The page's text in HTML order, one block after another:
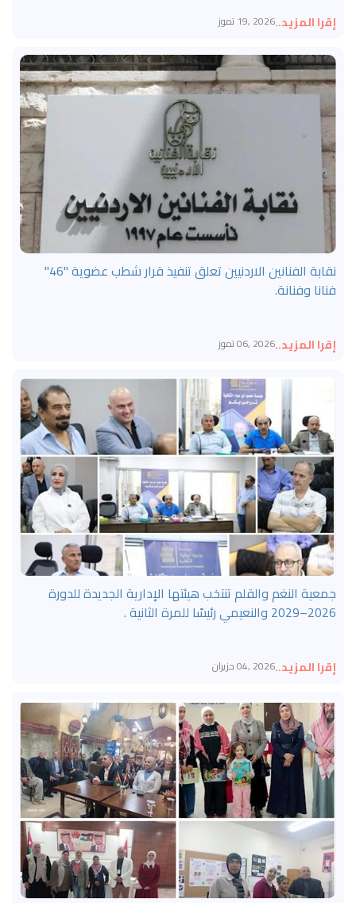
2026 ,19 تموزإقرا المزيد..
نقابة الفنانين الاردنيين تعلق تنفيذ قرار شطب عضوية "46"
فنانا وفنانة.
2026 ,06 تموزإقرا المزيد..
جمعية النغم والقلم تنتخب هيئتها الإدارية الجديدة للدورة
2026–2029 والنعيمي رئيسًا للمرة الثانية .
2026 ,04 حزيرانإقرا المزيد..